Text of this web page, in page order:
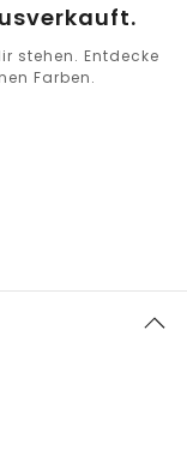
stehen. Entdecke
Farben.